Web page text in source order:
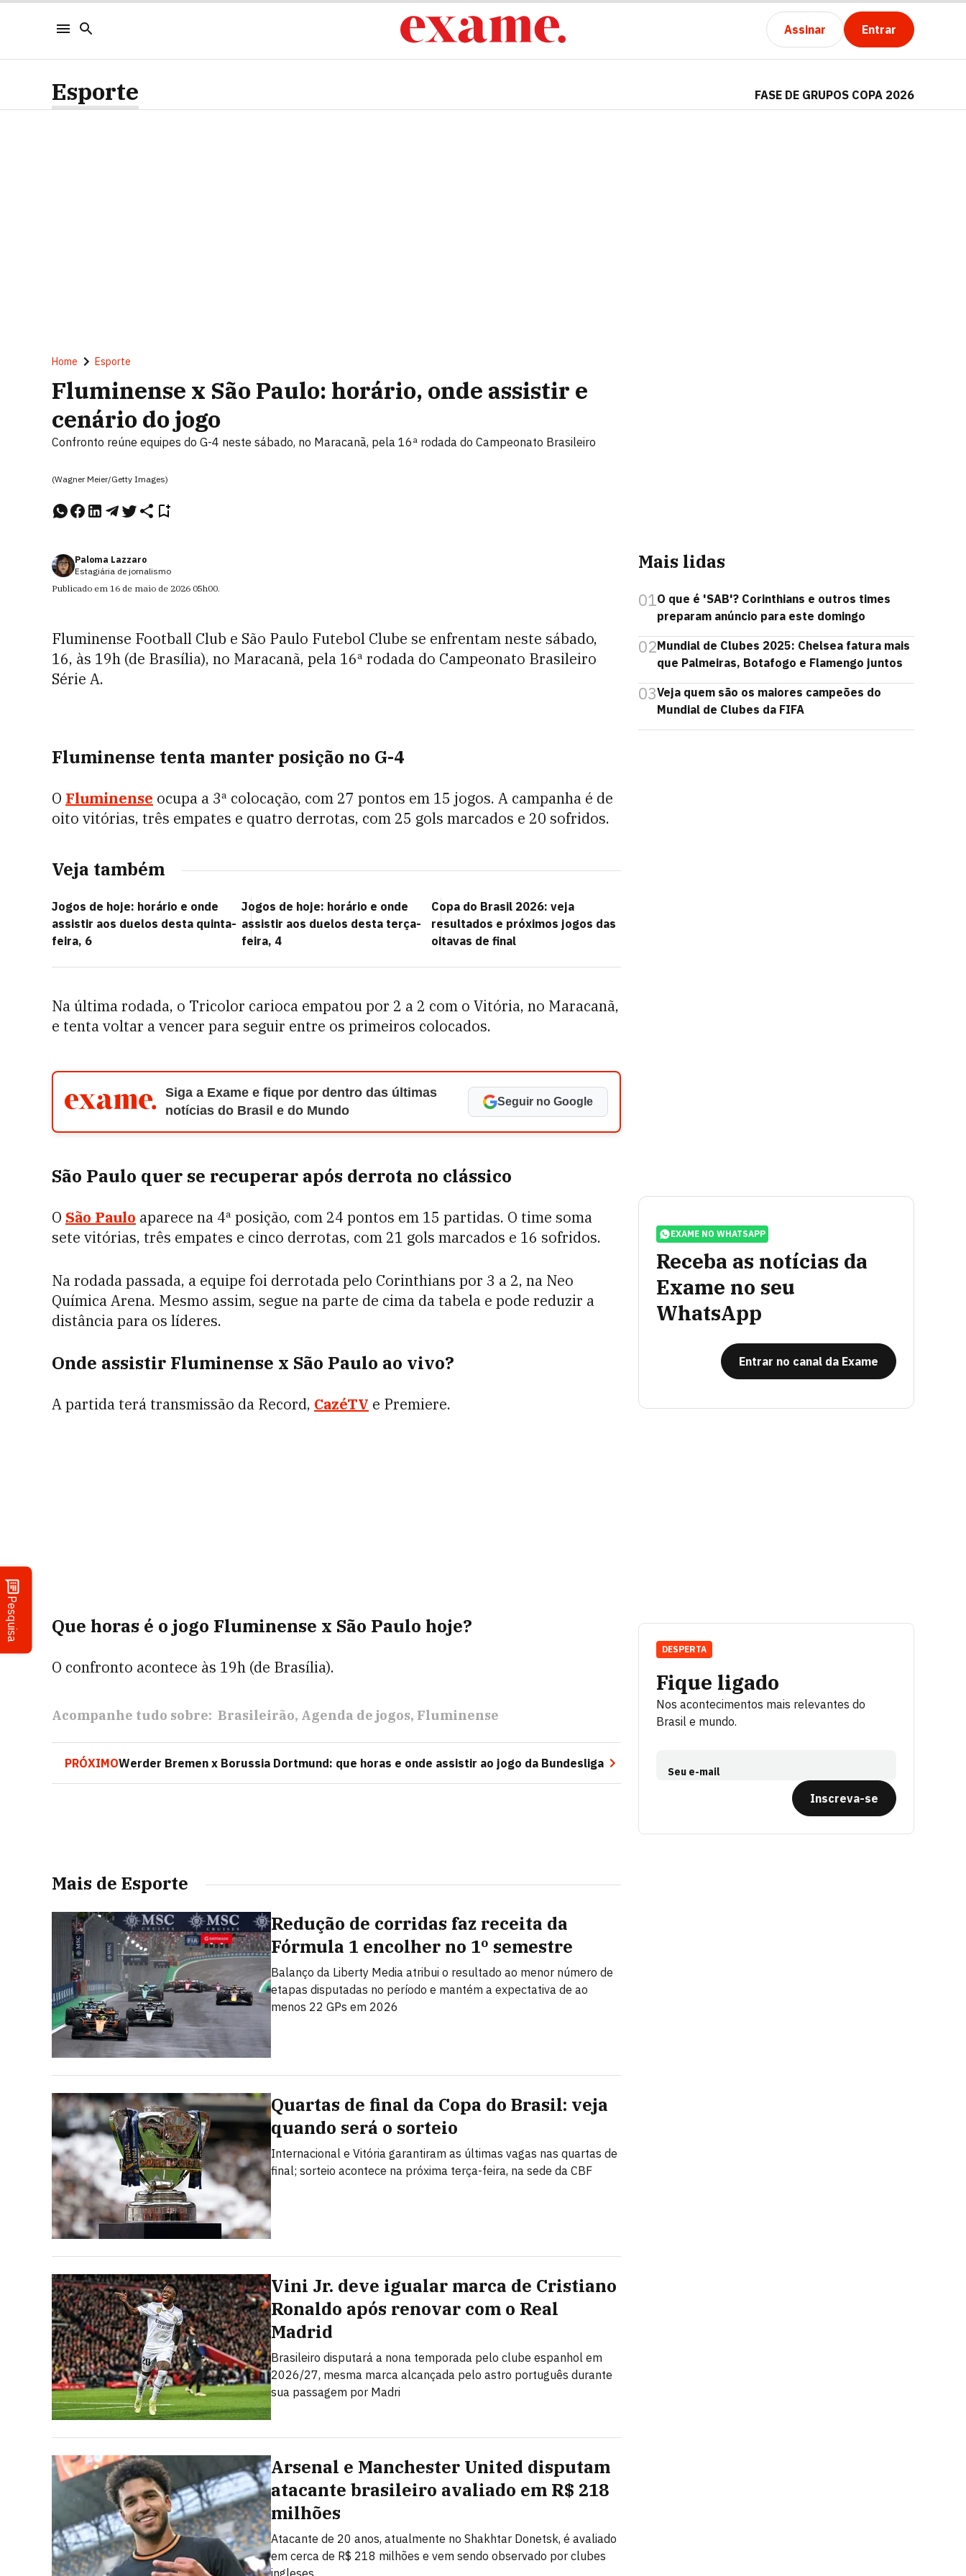
Assinar Entrar
Pesquisa
Esporte FASE DE GRUPOS COPA 2026
Home Esporte
Fluminense x São Paulo: horário, onde assistir e
cenário do jogo
Confronto reúne equipes do G-4 neste sábado, no Maracanã, pela 16ª rodada do Campeonato Brasileiro
(Wagner Meier/Getty Images)
Paloma Lazzaro
Estagiária de jornalismo
Publicado em 16 de maio de 2026 05h00.
Fluminense Football Club e São Paulo Futebol Clube se enfrentam neste sábado,
16, às 19h (de Brasília), no Maracanã, pela 16ª rodada do Campeonato Brasileiro
Série A.
Fluminense tenta manter posição no G-4
O Fluminense ocupa a 3ª colocação, com 27 pontos em 15 jogos. A campanha é de
oito vitórias, três empates e quatro derrotas, com 25 gols marcados e 20 sofridos.
Veja também
Jogos de hoje: horário e onde
assistir aos duelos desta quinta-
feira, 6
Jogos de hoje: horário e onde
assistir aos duelos desta terça-
feira, 4
Copa do Brasil 2026: veja
resultados e próximos jogos das
oitavas de final
Na última rodada, o Tricolor carioca empatou por 2 a 2 com o Vitória, no Maracanã,
e tenta voltar a vencer para seguir entre os primeiros colocados.
Siga a Exame e fique por dentro das últimas
notícias do Brasil e do Mundo
Seguir no Google
São Paulo quer se recuperar após derrota no clássico
O São Paulo aparece na 4ª posição, com 24 pontos em 15 partidas. O time soma
sete vitórias, três empates e cinco derrotas, com 21 gols marcados e 16 sofridos.
Na rodada passada, a equipe foi derrotada pelo Corinthians por 3 a 2, na Neo
Química Arena. Mesmo assim, segue na parte de cima da tabela e pode reduzir a
distância para os líderes.
Onde assistir Fluminense x São Paulo ao vivo?
A partida terá transmissão da Record, CazéTV e Premiere.
Que horas é o jogo Fluminense x São Paulo hoje?
O confronto acontece às 19h (de Brasília).
Acompanhe tudo sobre: Brasileirão Agenda de jogos Fluminense
PRÓXIMOWerder Bremen x Borussia Dortmund: que horas e onde assistir ao jogo da Bundesliga
Mais de Esporte
Redução de corridas faz receita da
Fórmula 1 encolher no 1º semestre
Balanço da Liberty Media atribui o resultado ao menor número de
etapas disputadas no período e mantém a expectativa de ao
menos 22 GPs em 2026
Quartas de final da Copa do Brasil: veja
quando será o sorteio
Internacional e Vitória garantiram as últimas vagas nas quartas de
final; sorteio acontece na próxima terça-feira, na sede da CBF
Vini Jr. deve igualar marca de Cristiano
Ronaldo após renovar com o Real
Madrid
Brasileiro disputará a nona temporada pelo clube espanhol em
2026/27, mesma marca alcançada pelo astro português durante
sua passagem por Madri
Arsenal e Manchester United disputam
atacante brasileiro avaliado em R$ 218
milhões
Atacante de 20 anos, atualmente no Shakhtar Donetsk, é avaliado
em cerca de R$ 218 milhões e vem sendo observado por clubes
ingleses
Mais lidas
01O que é 'SAB'? Corinthians e outros times
preparam anúncio para este domingo
02Mundial de Clubes 2025: Chelsea fatura mais
que Palmeiras, Botafogo e Flamengo juntos
03Veja quem são os maiores campeões do
Mundial de Clubes da FIFA
EXAME NO WHATSAPP
Receba as notícias da
Exame no seu
WhatsApp
Entrar no canal da Exame
Fique ligado
Nos acontecimentos mais relevantes do
Brasil e mundo.
Seu e-mail
Inscreva-se
DESPERTA